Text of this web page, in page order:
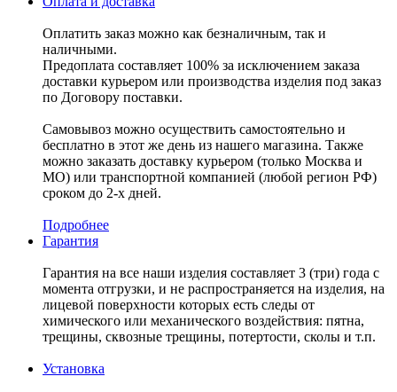
Оплатить заказ можно как безналичным, так и
наличными.
Предоплата составляет 100% за исключением заказа
доставки курьером или производства изделия под заказ
по Договору поставки.
Самовывоз можно осуществить самостоятельно и
бесплатно в этот же день из нашего магазина. Также
можно заказать доставку курьером (только Москва и
МО) или транспортной компанией (любой регион РФ)
сроком до 2-х дней.
Подробнее
Гарантия
Гарантия на все наши изделия составляет 3 (три) года с
момента отгрузки, и не распространяется на изделия, на
лицевой поверхности которых есть следы от
химического или механического воздействия: пятна,
трещины, сквозные трещины, потертости, сколы и т.п.
Установка